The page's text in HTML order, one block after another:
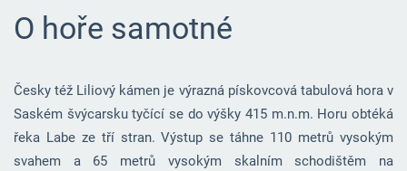
O hoře samotné
Česky též Liliový kámen je výrazná pískovcová tabulová hora v
Saském švýcarsku tyčící se do výšky 415 m.n.m. Horu obtéká
řeka Labe ze tří stran. Výstup se táhne 110 metrů vysokým
svahem a 65 metrů vysokým skalním schodištěm na